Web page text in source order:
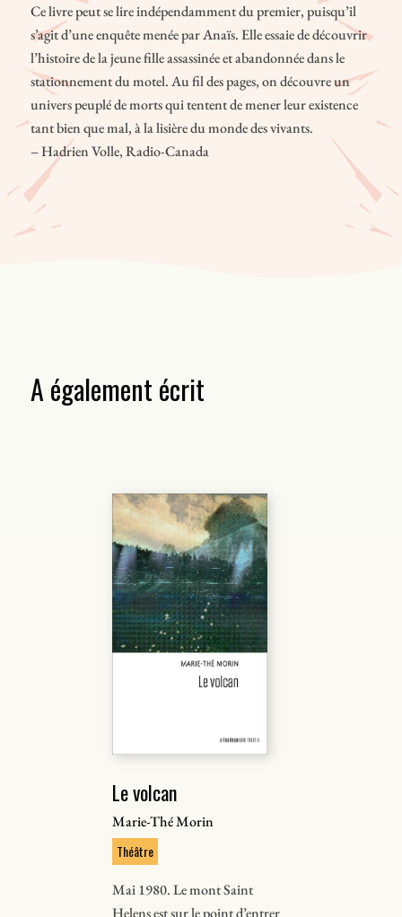
Ce livre peut se lire indépendamment du premier, puisqu’il
s’agit d’une enquête menée par Anaïs. Elle essaie de découvrir
l’histoire de la jeune fille assassinée et abandonnée dans le
stationnement du motel. Au fil des pages, on découvre un
univers peuplé de morts qui tentent de mener leur existence
tant bien que mal, à la lisière du monde des vivants.
– Hadrien Volle, Radio-Canada
A également écrit
Le volcan
Marie-Thé Morin
Théâtre
Mai 1980. Le mont Saint
Helens est sur le point d’entrer